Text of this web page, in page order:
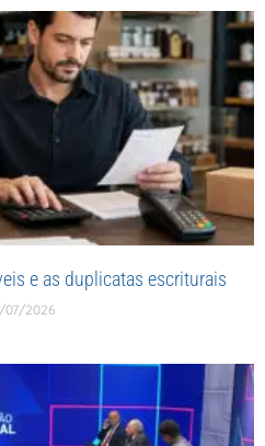
e as duplicatas escriturais
07/2026